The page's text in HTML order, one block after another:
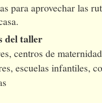
para aprovechar las
del taller
centros de
escuelas infantiles,